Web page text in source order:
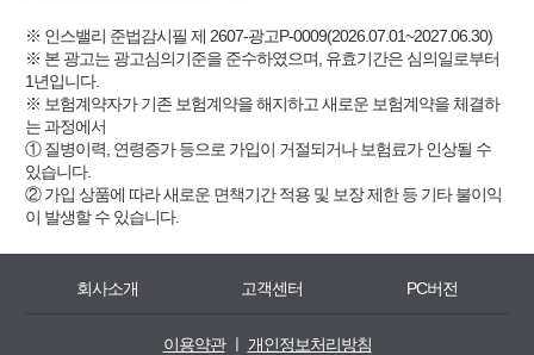
※ 인스밸리 준법감시필 제 2607-광고P-0009(2026.07.01~2027.06.30)
※ 본 광고는 광고심의기준을 준수하였으며, 유효기간은 심의일로부터
1년입니다.
※ 보험계약자가 기존 보험계약을 해지하고 새로운 보험계약을 체결하
는 과정에서
① 질병이력, 연령증가 등으로 가입이 거절되거나 보험료가 인상될 수
있습니다.
② 가입 상품에 따라 새로운 면책기간 적용 및 보장 제한 등 기타 불이익
이 발생할 수 있습니다.
회사소개 고객센터 PC버전
이용약관ㅣ 개인정보처리방침